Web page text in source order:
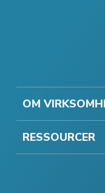
OM
RESSOURCER